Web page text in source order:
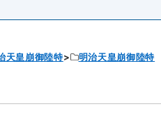
天皇崩御陸特
明治天皇崩御陸特